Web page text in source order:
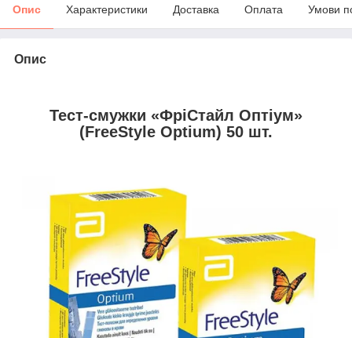
Опис Характеристики Доставка Оплата Умови
Опис
Тест-смужки «ФріСтайл Оптіум»
(FreeStyle Optium) 50 шт.